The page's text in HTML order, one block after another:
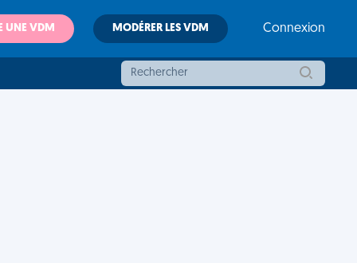
UNE VDM MODÉRER LES VDM Connexion